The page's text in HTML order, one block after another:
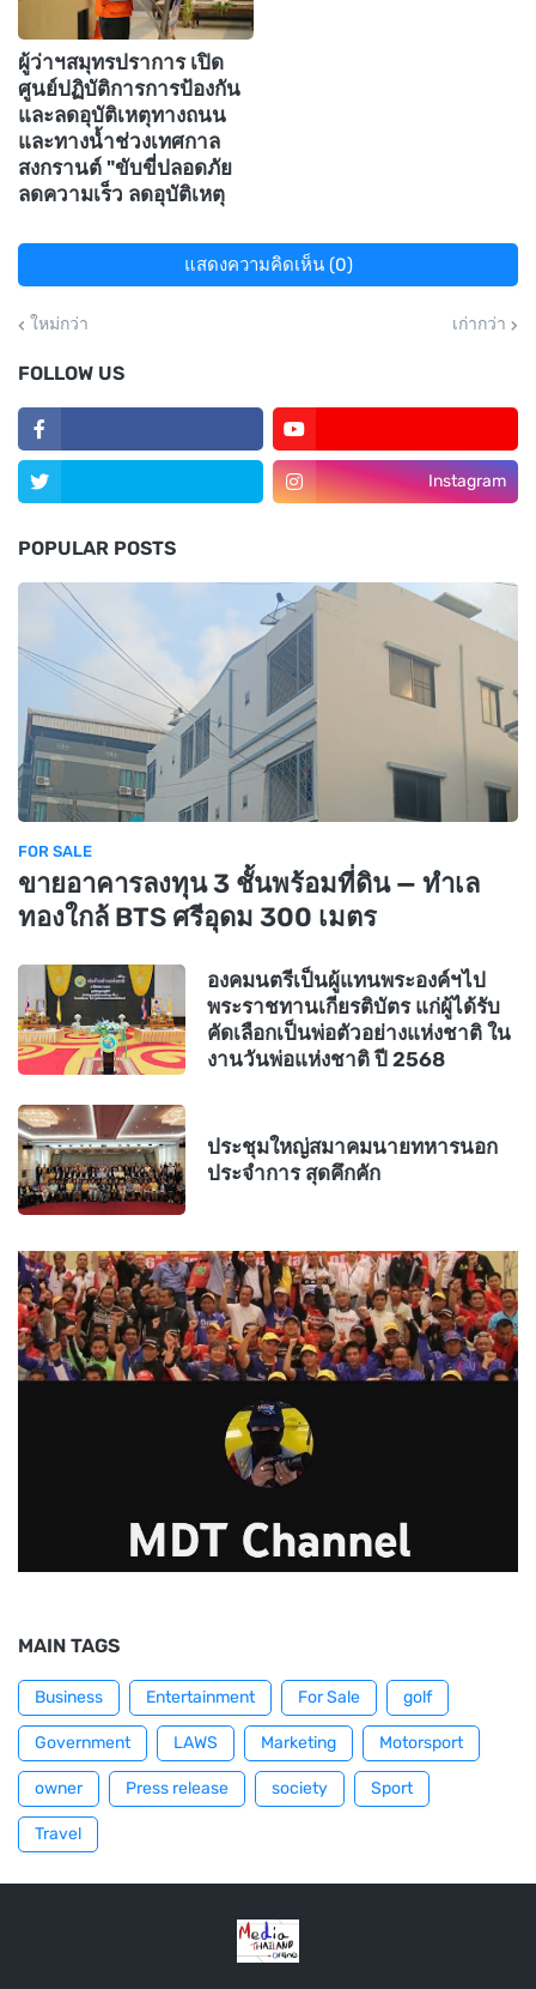
ผู้ว่าฯสมุทรปราการ เปิด
ศูนย์ปฏิบัติการการป้องกัน
และลดอุบัติเหตุทางถนน
และทางน้ำช่วงเทศกาล
สงกรานต์ "ขับขี่ปลอดภัย
ลดความเร็ว ลดอุบัติเหตุ
แสดงความคิดเห็น (0)
ใหม่กว่า เก่ากว่า
FOLLOW US
Instagram
POPULAR POSTS
FOR SALE
ขายอาคารลงทุน 3 ชั้นพร้อมที่ดิน — ทำเล
ทองใกล้ BTS ศรีอุดม 300 เมตร
องคมนตรีเป็นผู้แทนพระองค์ฯไป
พระราชทานเกียรติบัตร แก่ผู้ได้รับ
คัดเลือกเป็นพ่อตัวอย่างแห่งชาติ ใน
งานวันพ่อแห่งชาติ ปี 2568
ประชุมใหญ่สมาคมนายทหารนอก
ประจำการ สุดคึกคัก
MAIN TAGS
Business Entertainment For Sale golf
Government LAWS Marketing Motorsport
owner Press release society Sport
Travel